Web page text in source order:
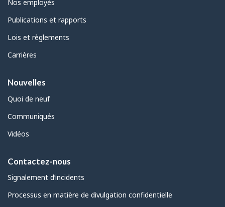
Nos employés
Publications et rapports
Lois et règlements
Carrières
Nouvelles
Quoi de neuf
Communiqués
Vidéos
Contactez-nous
Signalement d’incidents
Processus en matière de divulgation confidentielle